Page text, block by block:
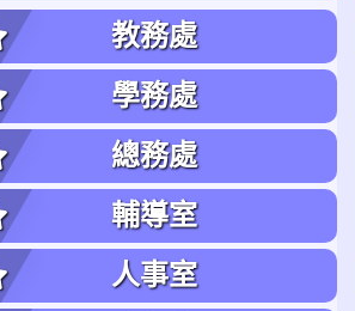
教務處
學務處
總務處
輔導室
人事室